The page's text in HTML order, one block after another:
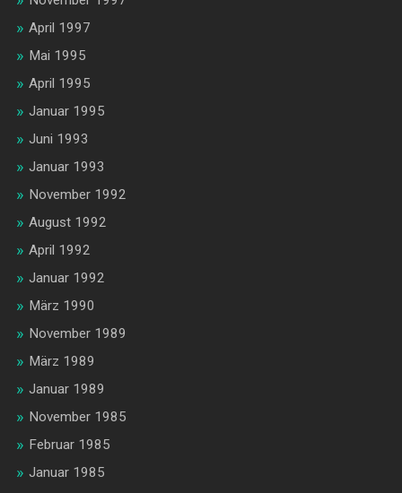
April 1997
Mai 1995
April 1995
Januar 1995
Juni 1993
Januar 1993
November 1992
August 1992
April 1992
Januar 1992
März 1990
November 1989
März 1989
Januar 1989
November 1985
Februar 1985
Januar 1985